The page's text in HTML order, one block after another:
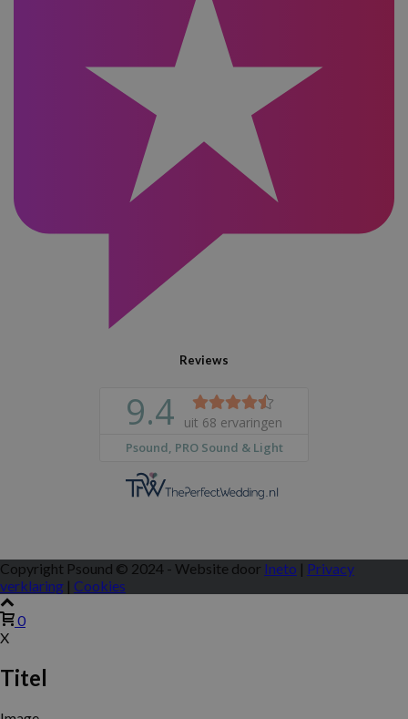
Reviews
Copyright Psound © 2024 - Website door Ineto | Privacy
verklaring | Cookies
0
X
Titel